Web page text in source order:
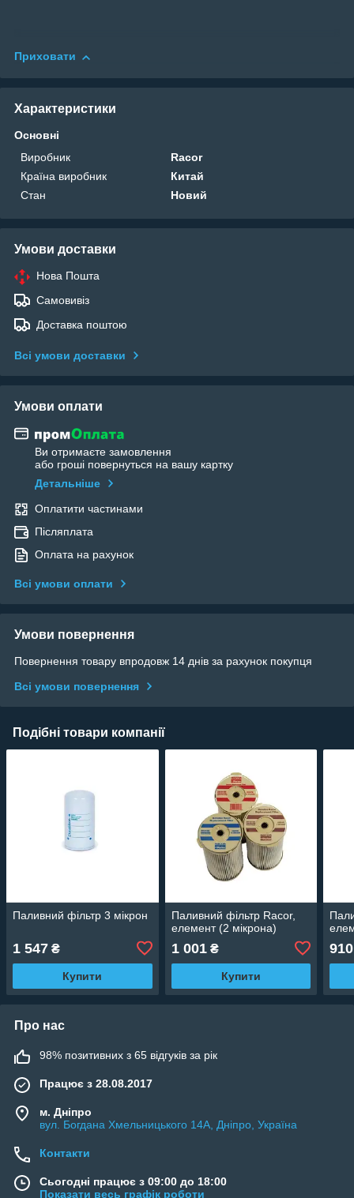
Приховати
Характеристики
Основні
Виробник
Racor
Країна виробник
Китай
Стан
Новий
Умови доставки
Нова Пошта
Самовивіз
Доставка поштою
Всі умови доставки
Умови оплати
Ви отримаєте замовлення
або гроші повернуться на вашу картку
Детальніше
Оплатити частинами
Післяплата
Оплата на рахунок
Всі умови оплати
Умови повернення
Повернення товару впродовж 14 днів за рахунок покупця
Всі умови повернення
Подібні товари компанії
Паливний фільтр 3 мікрон
1 547 ₴
Купити
Паливний фільтр Racor,
елемент (2 мікрона)
1 001₴
Купити
910
Про нас
98% позитивних з 65 відгуків за рік
Працює з 28.08.2017
м. Дніпро
вул. Богдана Хмельницького 14А, Дніпро, Україна
Контакти
Сьогодні працює з 09:00 до 18:00
Показати весь графік роботи